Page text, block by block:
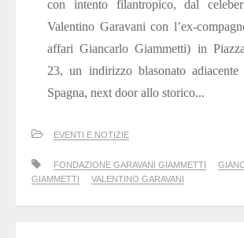
con intento filantropico, dal
Valentino Garavani con l’ex-
affari Giancarlo Giammetti) in
23, un indirizzo blasonato
Spagna, next door allo storico...
EVENTI E NOTIZIE
FONDAZIONE GARAVANI GIAMMETTI
GIAMMETTI
VALENTINO GARAVANI